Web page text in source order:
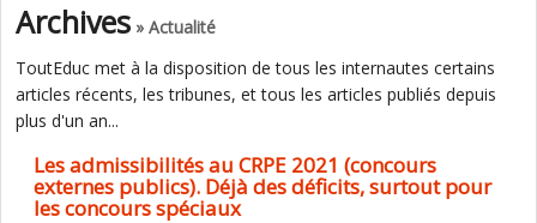
Archives » Actualité
ToutEduc met à la disposition de tous les internautes certains
articles récents, les tribunes, et tous les articles publiés depuis
plus d'un an...
Les admissibilités au CRPE 2021 (concours
externes publics). Déjà des déficits, surtout pour
les concours spéciaux